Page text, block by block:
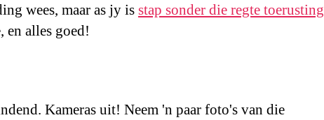
wees, maar as jy isstap sonder die regte toerusting
en alles goed!
Kameras uit! Neem 'n paar foto's van die